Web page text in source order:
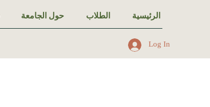
الرئيسية الطلاب حول الجامعة
Log In